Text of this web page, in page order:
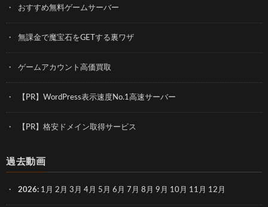
おすすめ無料ゲームサーバー
無課金で魔宝石をGETする裏ワザ
ゲームアカウント高価買取
【PR】WordPress表示速度No.1高速サーバー
【PR】格安ドメイン取得サービス
過去動画
2026: 1月 2月 3月 4月 5月 6月 7月 8月 9月 10月 11月 12月